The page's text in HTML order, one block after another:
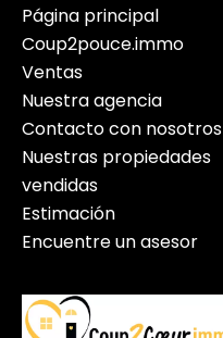
Página principal
Coup2pouce.immo
Ventas
Nuestra agencia
Contacto con nosotros
Nuestras propiedades
vendidas
Estimación
Encuentre un asesor